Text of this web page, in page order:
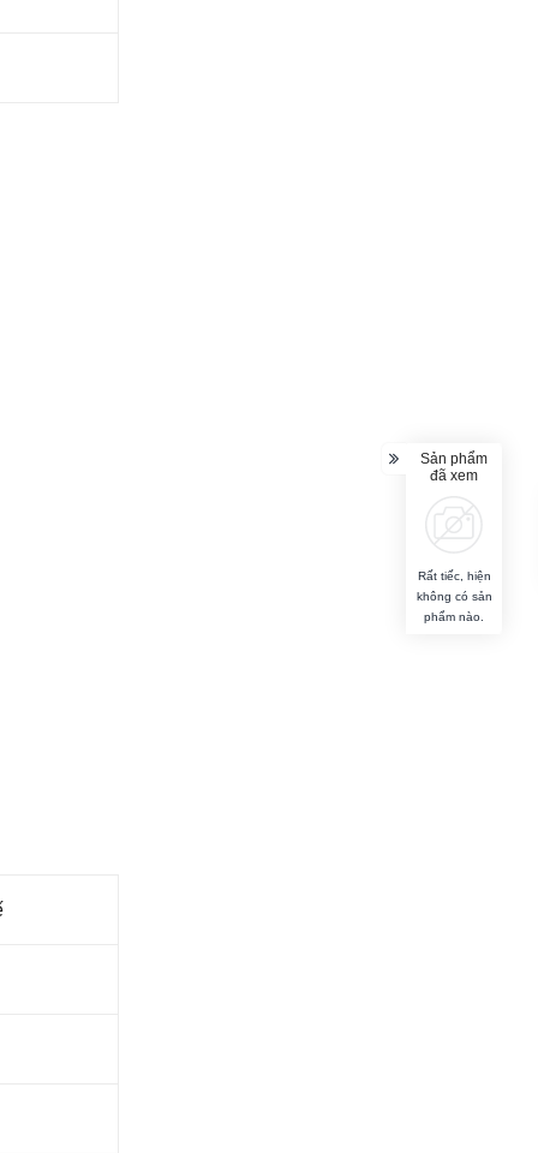
Sản phẩm
đã xem
Rất tiếc, hiện
không có sản
phẩm nào.